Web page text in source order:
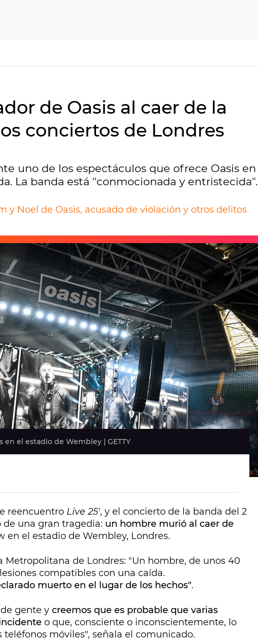
de Oasis al caer de la
conciertos de Londres
uno de los espectáculos que ofrece Oasis en
La banda está "conmocionada y entristecida".
y Noel de Oasis, acusado de violación y otros delitos
el estadio de Wembley | GETTY
reencuentro Live 25', y el concierto de la banda del 2
de una gran tragedia: un hombre murió al caer de
en el estadio de Wembley, Londres.
Metropolitana de Londres: "Un hombre, de unos 40
compatibles con una caída.
muerto en el lugar de los hechos".
gente y creemos que es probable que varias
o que, consciente o inconscientemente, lo
móviles", señala el comunicado.